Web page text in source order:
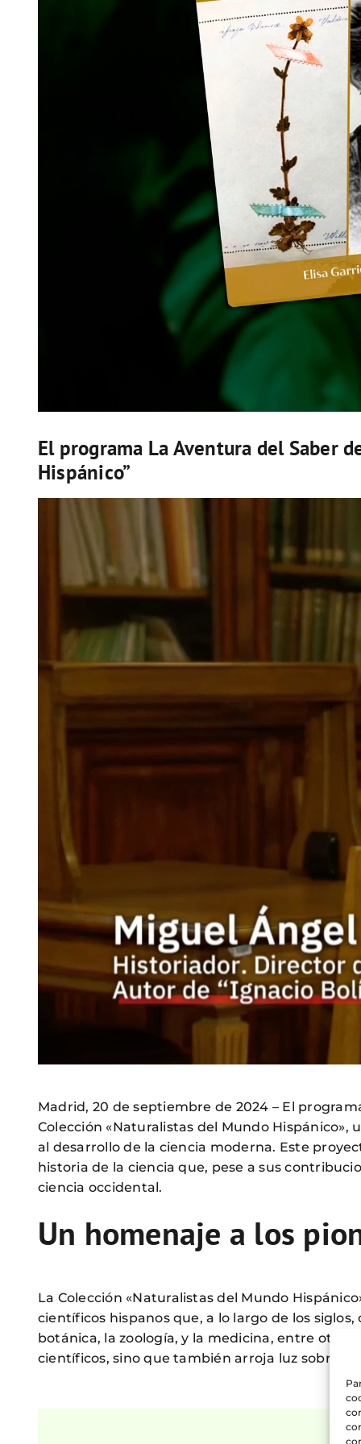
El programa La Aventura del Saber
Hispánico”
Madrid, 20 de septiembre de 2024 – El
Colección «Naturalistas del Mundo
al desarrollo de la ciencia moderna. Este
historia de la ciencia que, pese a sus
ciencia occidental.
Un homenaje a los
La Colección «Naturalistas del Mundo
científicos hispanos que, a lo largo de los
botánica, la zoología, y la medicina, entre
científicos, sino que también arroja luz sobre